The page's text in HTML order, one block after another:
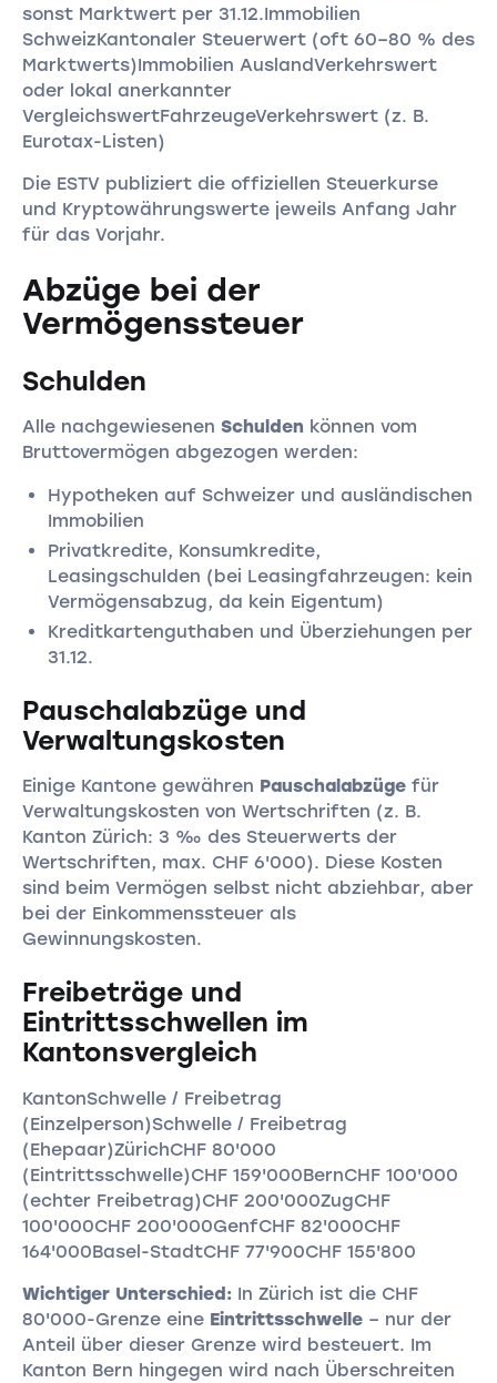
sonst Marktwert per 31.12.Immobilien
SchweizKantonaler Steuerwert (oft 60–80 % des
Marktwerts)Immobilien AuslandVerkehrswert
oder lokal anerkannter
VergleichswertFahrzeugeVerkehrswert (z. B.
Eurotax-Listen)
Die ESTV publiziert die offiziellen Steuerkurse
und Kryptowährungswerte jeweils Anfang Jahr
für das Vorjahr.
Abzüge bei der
Vermögenssteuer
Schulden
Alle nachgewiesenen Schulden können vom
Bruttovermögen abgezogen werden:
Hypotheken auf Schweizer und ausländischen
Immobilien
Privatkredite, Konsumkredite,
Leasingschulden (bei Leasingfahrzeugen: kein
Vermögensabzug, da kein Eigentum)
Kreditkartenguthaben und Überziehungen per
31.12.
Pauschalabzüge und
Verwaltungskosten
Einige Kantone gewähren Pauschalabzügefür
Verwaltungskosten von Wertschriften (z. B.
Kanton Zürich: 3 ‰ des Steuerwerts der
Wertschriften, max. CHF 6'000). Diese Kosten
sind beim Vermögen selbst nicht abziehbar, aber
bei der Einkommenssteuer als
Gewinnungskosten.
Freibeträge und
Eintrittsschwellen im
Kantonsvergleich
KantonSchwelle / Freibetrag
(Einzelperson)Schwelle / Freibetrag
(Ehepaar)ZürichCHF 80'000
(Eintrittsschwelle)CHF 159'000BernCHF 100'000
(echter Freibetrag)CHF 200'000ZugCHF
100'000CHF 200'000GenfCHF 82'000CHF
164'000Basel-StadtCHF 77'900CHF 155'800
Wichtiger Unterschied:In Zürich ist die CHF
80'000-Grenze eine Eintrittsschwelle– nur der
Anteil über dieser Grenze wird besteuert. Im
Kanton Bern hingegen wird nach Überschreiten